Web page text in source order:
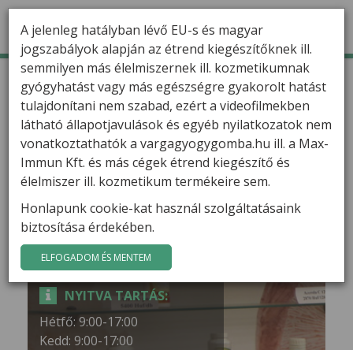
TERMÉKEK
HÍREK
VARGA GÁBOR
FILMEK
GYÓGYGOMBÁK
KAPCSOLAT
Kezdőlap Üzleteink Győr
Győr
CÍM:
TELEFON:
+36 70/388-05-98
NYITVA TARTÁS:
Hétfő: 9:00-17:00
Kedd: 9:00-17:00
A jelenleg hatályban lévő EU-s és magyar
jogszabályok alapján az étrend kiegészítőknek ill.
semmilyen más élelmiszernek ill. kozmetikumnak
gyógyhatást vagy más egészségre gyakorolt hatást
tulajdonítani nem szabad, ezért a videofilmekben
látható állapotjavulások és egyéb nyilatkozatok nem
vonatkoztathatók a vargagyogygomba.hu ill. a Max-
Immun Kft. és más cégek étrend kiegészítő és
élelmiszer ill. kozmetikum termékeire sem.
Honlapunk cookie-kat használ szolgáltatásaink
biztosítása érdekében.
ELFOGADOM ÉS MENTEM